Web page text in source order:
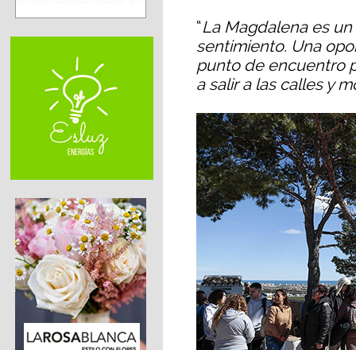
“La Magdalena es
sentimiento. Una
punto de encuentro
a salir a las calles y